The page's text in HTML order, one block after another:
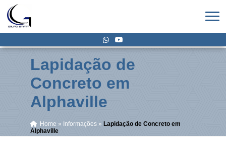
Lapidação de
Concreto em
Alphaville
Home » Informações » Lapidação de Concreto em
Alphaville